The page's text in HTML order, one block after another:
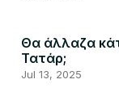
Θα άλλαζα
Τατάρ;
Jul 13, 2025